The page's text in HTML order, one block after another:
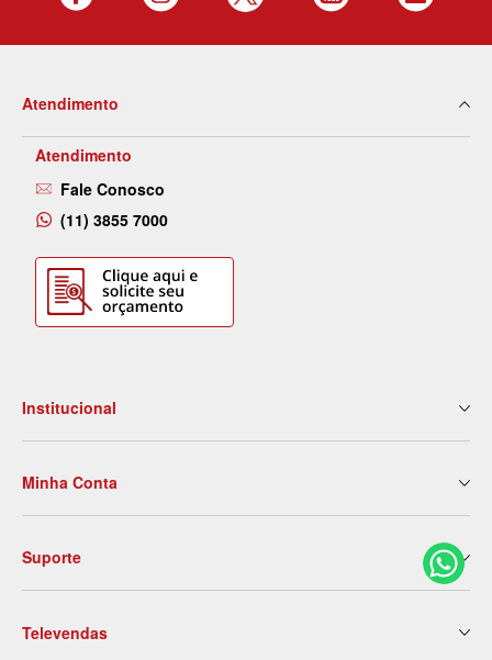
Atendimento
Atendimento
Fale Conosco
(11) 3855 7000
Institucional
Nossas Lojas
Serviços
Blog
Contato
Minha Conta
2ª Via de Boleto
Meus Pedidos
Suporte
Trocas e Devoluções
Televendas